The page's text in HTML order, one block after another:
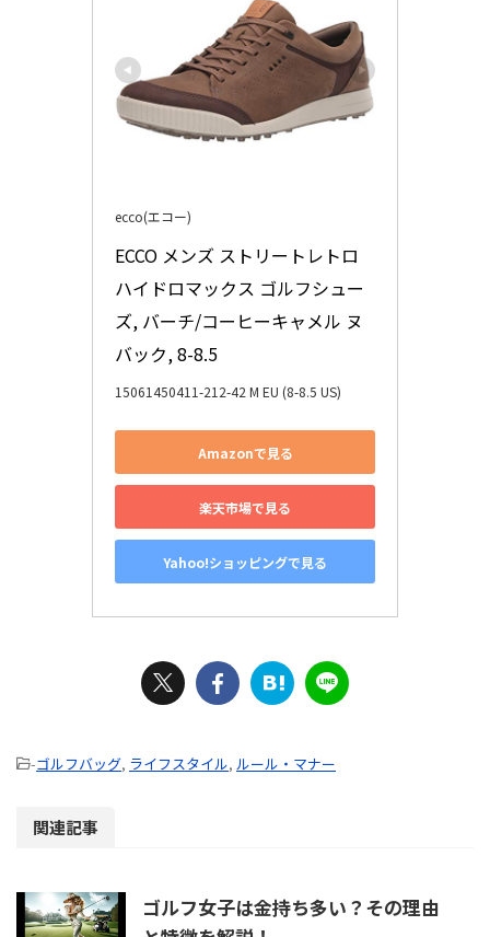
ecco(エコー)
ECCO メンズ ストリートレトロ
ハイドロマックス ゴルフシュー
ズ, バーチ/コーヒーキャメル ヌ
バック, 8-8.5
15061450411-212-42 M EU (8-8.5 US)
Amazonで見る
楽天市場で見る
Yahoo!ショッピングで見る
-ゴルフバッグ, ライフスタイル, ルール・マナー
関連記事
ゴルフ女子は金持ち多い？その理由